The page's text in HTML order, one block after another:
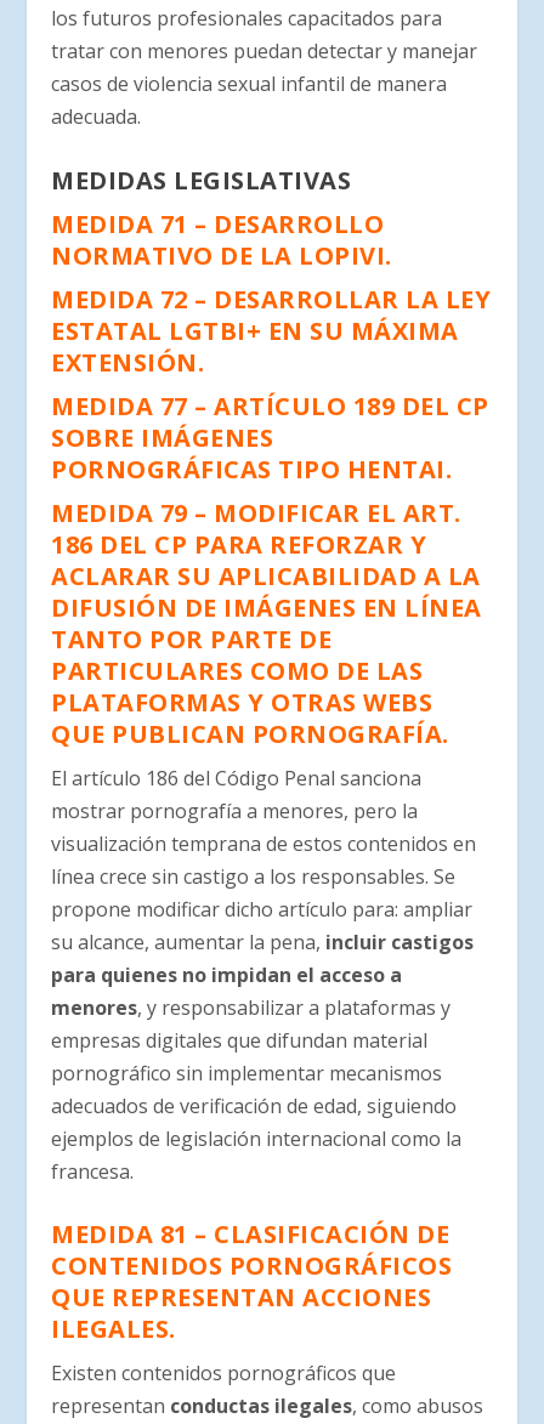
los futuros profesionales capacitados para
tratar con menores puedan detectar y manejar
casos de violencia sexual infantil de manera
adecuada.
MEDIDAS LEGISLATIVAS
MEDIDA 71 – DESARROLLO
NORMATIVO DE LA LOPIVI.
MEDIDA 72 – DESARROLLAR LA LEY
ESTATAL LGTBI+ EN SU MÁXIMA
EXTENSIÓN.
MEDIDA 77 – ARTÍCULO 189 DEL CP
SOBRE IMÁGENES
PORNOGRÁFICAS TIPO HENTAI.
MEDIDA 79 – MODIFICAR EL ART.
186 DEL CP PARA REFORZAR Y
ACLARAR SU APLICABILIDAD A LA
DIFUSIÓN DE IMÁGENES EN LÍNEA
TANTO POR PARTE DE
PARTICULARES COMO DE LAS
PLATAFORMAS Y OTRAS WEBS
QUE PUBLICAN PORNOGRAFÍA.
El artículo 186 del Código Penal sanciona
mostrar pornografía a menores, pero la
visualización temprana de estos contenidos en
línea crece sin castigo a los responsables. Se
propone modificar dicho artículo para: ampliar
su alcance, aumentar la pena, incluir castigos
para quienes no impidan el acceso a
menores, y responsabilizar a plataformas y
empresas digitales que difundan material
pornográfico sin implementar mecanismos
adecuados de verificación de edad, siguiendo
ejemplos de legislación internacional como la
francesa.
MEDIDA 81 – CLASIFICACIÓN DE
CONTENIDOS PORNOGRÁFICOS
QUE REPRESENTAN ACCIONES
ILEGALES.
Existen contenidos pornográficos que
representan conductas ilegales, como abusos